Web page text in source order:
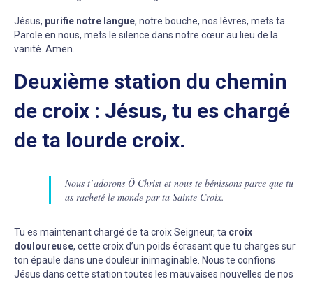
Jésus, purifie notre langue, notre bouche, nos lèvres, mets ta
Parole en nous, mets le silence dans notre cœur au lieu de la
vanité. Amen.
Deuxième station du chemin
de croix : Jésus, tu es chargé
de ta lourde croix.
Nous t’adorons Ô Christ et nous te bénissons parce que tu
as racheté le monde par ta Sainte Croix.
Tu es maintenant chargé de ta croix Seigneur, ta croix
douloureuse, cette croix d’un poids écrasant que tu charges sur
ton épaule dans une douleur inimaginable. Nous te confions
Jésus dans cette station toutes les mauvaises nouvelles de nos